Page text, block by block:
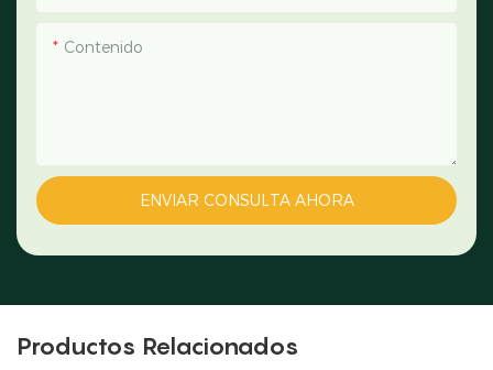
Contenido
ENVIAR CONSULTA AHORA
Productos Relacionados